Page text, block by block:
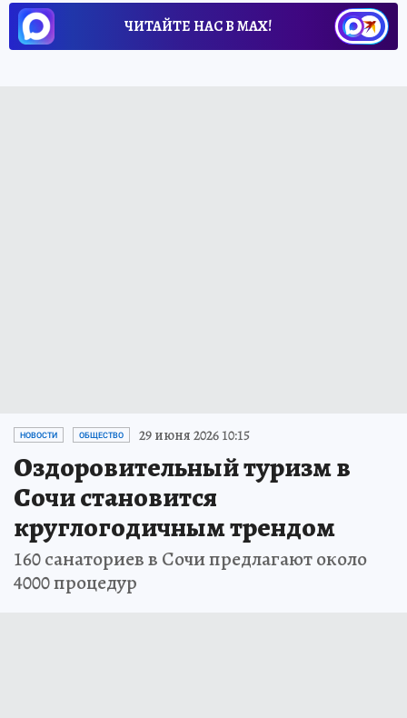
ЧИТАЙТЕ НАС В МАХ!
НОВОСТИ ОБЩЕСТВО 29 июня 2026 10:15
Оздоровительный туризм в
Сочи становится
круглогодичным трендом
160 санаториев в Сочи предлагают около
4000 процедур